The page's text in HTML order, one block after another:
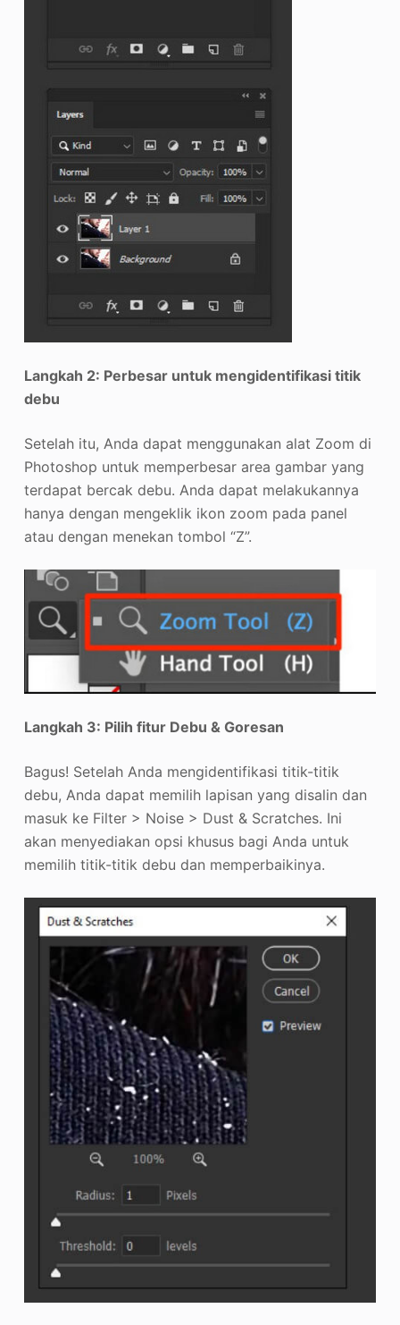
Langkah 2: Perbesar untuk mengidentifikasi titik
debu
Setelah itu, Anda dapat menggunakan alat Zoom di
Photoshop untuk memperbesar area gambar yang
terdapat bercak debu. Anda dapat melakukannya
hanya dengan mengeklik ikon zoom pada panel
atau dengan menekan tombol “Z”.
Langkah 3: Pilih fitur Debu & Goresan
Bagus! Setelah Anda mengidentifikasi titik-titik
debu, Anda dapat memilih lapisan yang disalin dan
masuk ke Filter > Noise > Dust & Scratches. Ini
akan menyediakan opsi khusus bagi Anda untuk
memilih titik-titik debu dan memperbaikinya.